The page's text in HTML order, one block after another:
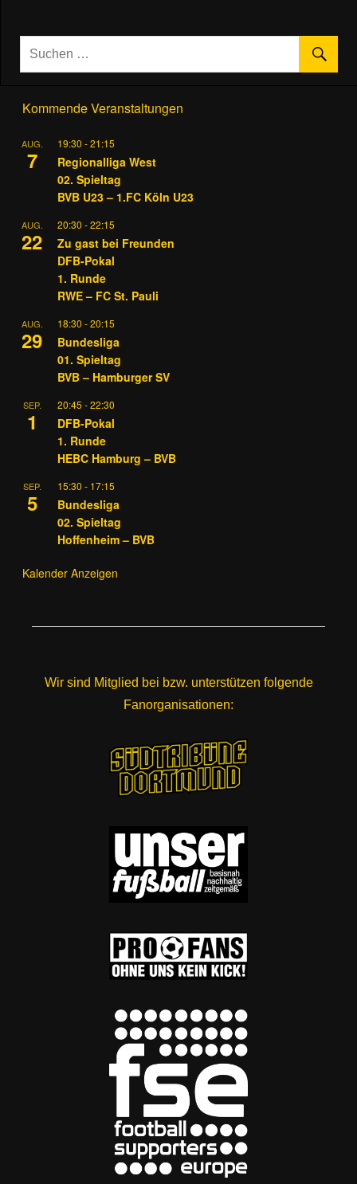
Kommende Veranstaltungen
AUG.
7
19:30 -21:15
Regionalliga West
02. Spieltag
BVB U23 – 1.FC Köln U23
AUG.
22
20:30 -22:15
Zu gast bei Freunden
DFB-Pokal
1. Runde
RWE – FC St. Pauli
AUG.
29
18:30 -20:15
Bundesliga
01. Spieltag
BVB – Hamburger SV
SEP.
1
20:45 -22:30
DFB-Pokal
1. Runde
HEBC Hamburg – BVB
SEP.
5
15:30 - 17:15
Bundesliga
02. Spieltag
Hoffenheim – BVB
Kalender Anzeigen
Wir sind Mitglied bei bzw. unterstützen folgende
Fanorganisationen: